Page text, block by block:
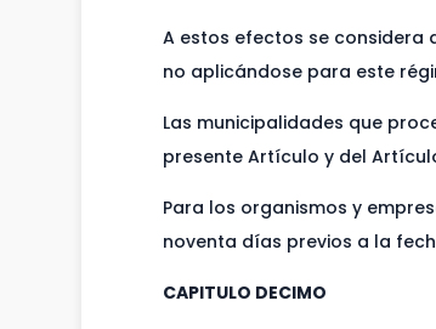
A estos efectos se considera
no aplicándose para este
Las municipalidades que
presente Artículo y del
Para los organismos y
noventa días previos a la
CAPITULO DECIMO